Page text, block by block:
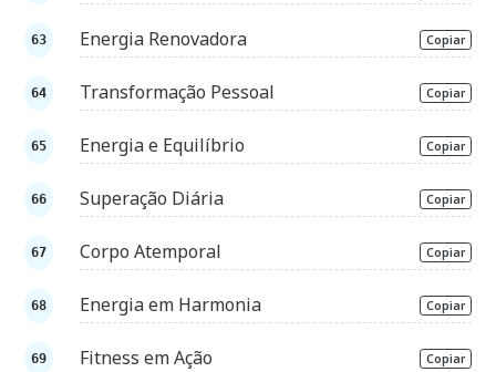
Energia Renovadora Copiar
Transformação Pessoal Copiar
Energia e Equilíbrio Copiar
Superação Diária Copiar
Corpo Atemporal Copiar
Energia em Harmonia Copiar
Fitness em Ação Copiar